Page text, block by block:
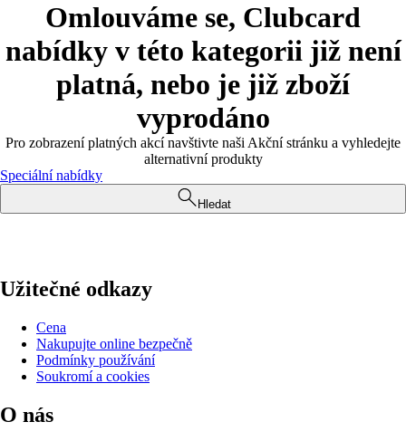
Omlouváme se, Clubcard
nabídky v této kategorii již není
platná, nebo je již zboží
vyprodáno
Pro zobrazení platných akcí navštivte naši Akční stránku a vyhledejte
alternativní produkty
Speciální nabídky
Hledat
Užitečné odkazy
Cena
Nakupujte online bezpečně
Podmínky používání
Soukromí a cookies
O nás